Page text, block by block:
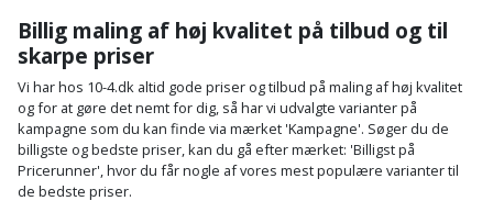
Værktøjskasse
og
opbevaring
Værktøjssæt
Vaterpas
Slagboremaskine
Slagnøgle
Slagnøgletilbehør
Slagskruetrækker
Trappevanger
Udebruser
afskærmning
Varme
Billig maling af høj kvalitet på tilbud og til
skarpe priser
Vi har hos 10-4.dk altid gode priser og tilbud på maling af høj kvalitet
og for at gøre det nemt for dig, så har vi udvalgte varianter på
kampagne som du kan finde via mærket 'Kampagne'. Søger du de
billigste og bedste priser, kan du gå efter mærket: 'Billigst på
Pricerunner', hvor du får nogle af vores mest populære varianter til
de bedste priser.